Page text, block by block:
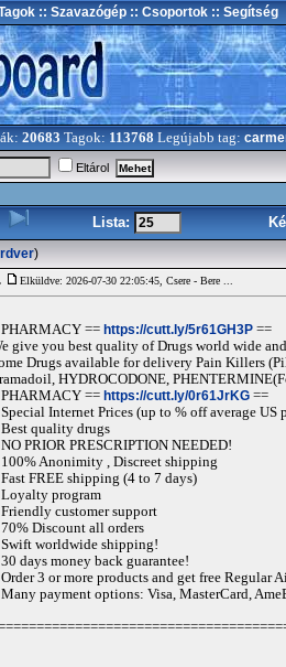
:: Szavazógép :: Csoportok :: Segítség
20683 Tagok: 113768 Legújabb tag:
Eltárol
Lista:
)
Elküldve: 2026-07-30 22:05:45, Csere - Bere ...
PHARMACY == https://cutt.ly/5r61GH3P ==
give you best quality of Drugs world wide
Drugs available for delivery Pain Killers
HYDROCODONE,
== https://cutt.ly/0r61JrKG ==
Internet Prices (up to % off average US
quality drugs
PRIOR PRESCRIPTION NEEDED!
Anonimity , Discreet shipping
FREE shipping (4 to 7 days)
program
customer support
Discount all orders
worldwide shipping!
days money back guarantee!
3 or more products and get free Regular
payment options: Visa, MasterCard,